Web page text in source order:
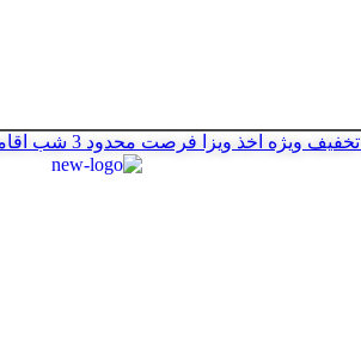
تخفیف ویژه اخذ ویزا فرصت محدود 3 شب اقامت رایگان هتل